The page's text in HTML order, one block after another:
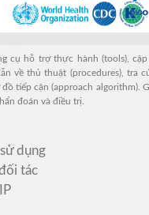
cụ hỗ trợ thực hành (tools),
về thủ thuật (procedures), tra
đồ tiếp cận (approach algorithm).
đoán và điều trị.
dụng
tác